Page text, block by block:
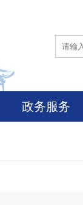
政务服务